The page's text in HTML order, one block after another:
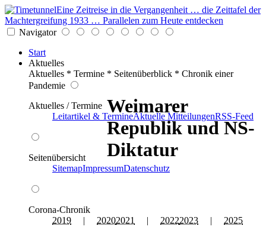
Eine Zeitreise in die Vergangenheit … die Zeittafel der
Machtergreifung 1933 … Parallelen zum Heute entdecken
Navigator
Start
Aktuelles
Aktuelles * Termine * Seitenüberblick * Chronik einer
Pandemie
Aktuelles / Termine
Leitartikel & TermineAktuelle MitteilungenRSS-Feed
Seitenübersicht
SitemapImpressumDatenschutz
Corona-Chronik
2019 | 20202021 | 20222023 | 2025
Weimarer
Republik und NS-
Diktatur